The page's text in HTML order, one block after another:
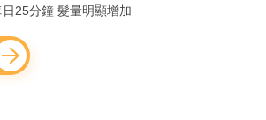
25分鐘 髮量明顯增加